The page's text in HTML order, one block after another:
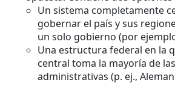
Un sistema completamente
gobernar el país y sus
un solo gobierno (por
Una estructura federal en la
central toma la mayoría de
administrativas (p. ej.,